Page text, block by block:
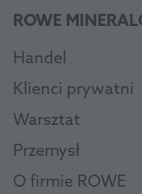
ROWE
Handel
Klienci prywatni
Warsztat
Przemysł
O firmie ROWE